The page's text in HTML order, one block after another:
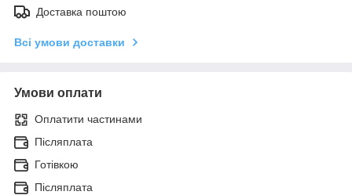
Доставка поштою
Всі умови доставки
Умови оплати
Оплатити частинами
Післяплата
Готівкою
Післяплата